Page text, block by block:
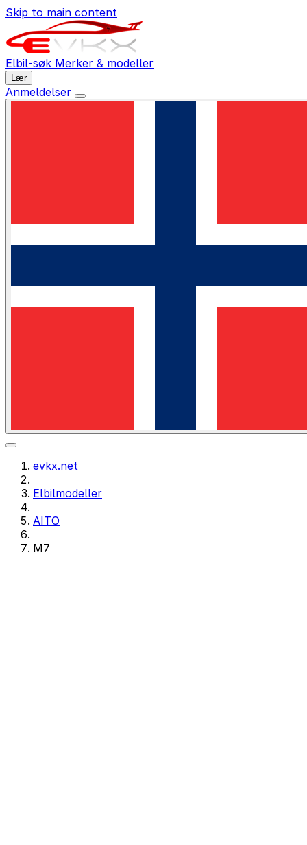
Skip to main content
Elbil-søk Merker & modeller
Lær
Anmeldelser
evkx.net
Elbilmodeller
AITO
M7